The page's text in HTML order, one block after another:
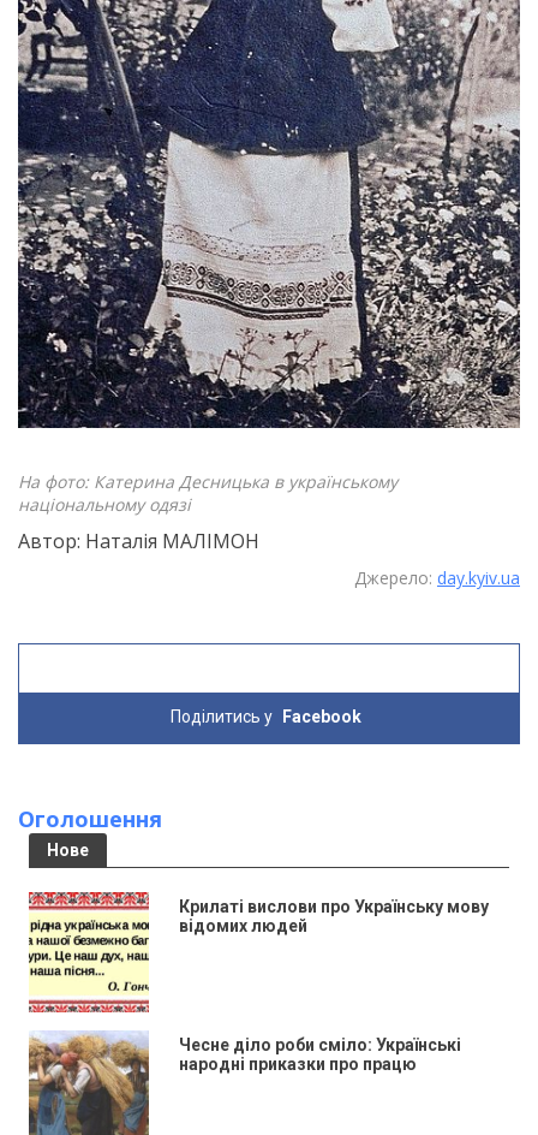
На фото: Катерина Десницька в українському
національному одязі
Автор: Наталія МАЛІМОН
Джерело: day.kyiv.ua
Поділитись у Facebook
Оголошення
Нове
Крилаті вислови про Українську мову
відомих людей
Чесне діло роби сміло: Українські
народні приказки про працю